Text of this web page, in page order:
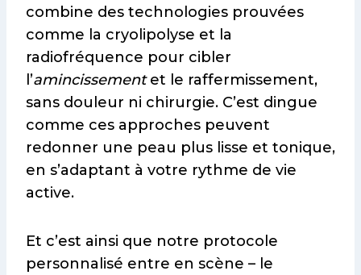
combine des technologies prouvées
comme la cryolipolyse et la
radiofréquence pour cibler
l’amincissementet le raffermissement,
sans douleur ni chirurgie. C’est dingue
comme ces approches peuvent
redonner une peau plus lisse et tonique,
en s’adaptant à votre rythme de vie
active.
Et c’est ainsi que notre protocole
personnalisé entre en scène – le